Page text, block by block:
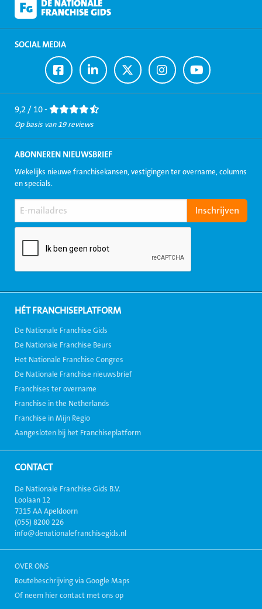
SOCIAL MEDIA
Ga
naar
Facebook
Ga
naar
LinkedIn
Ga
naar
Twitter
Ga
naar
Instagram
Ga
naar
Youtube
9,2 / 10 -
Op basis van 19 reviews
ABONNEREN NIEUWSBRIEF
Wekelijks nieuwe franchisekansen, vestigingen ter overname, columns
en specials.
HÉT FRANCHISEPLATFORM
De Nationale Franchise Gids
De Nationale Franchise Beurs
Het Nationale Franchise Congres
De Nationale Franchise nieuwsbrief
Franchises ter overname
Franchise in the Netherlands
Franchise in Mijn Regio
Aangesloten bij het Franchiseplatform
CONTACT
De Nationale Franchise Gids B.V.
Loolaan 12
7315 AA Apeldoorn
(055) 8200 226
info@denationalefranchisegids.nl
OVER ONS
Routebeschrijving via Google Maps
Of neem hier contact met ons op